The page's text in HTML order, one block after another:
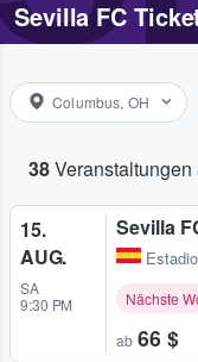
Sevilla FC
Columbus, OH
38
15.
AUG.
SA
9:30 PM
Sevilla
Nächste
ab 66 $